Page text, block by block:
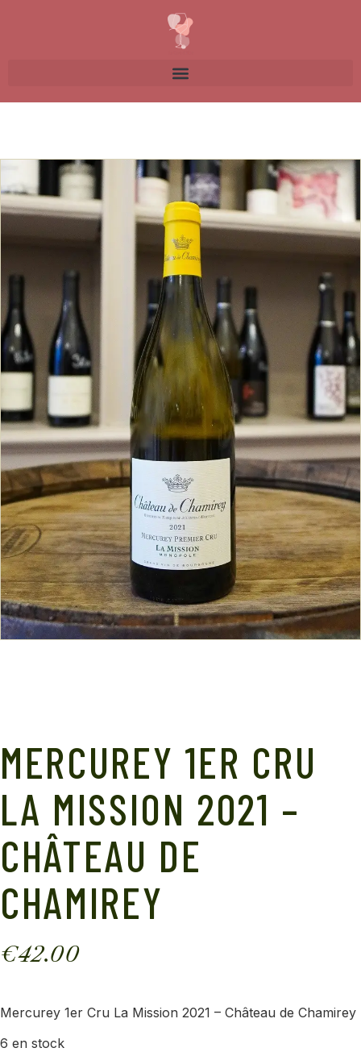
MERCUREY 1ER CRU
LA MISSION 2021 –
CHÂTEAU DE
CHAMIREY
€42.00
Mercurey 1er Cru La Mission 2021 – Château de Chamirey
6 en stock